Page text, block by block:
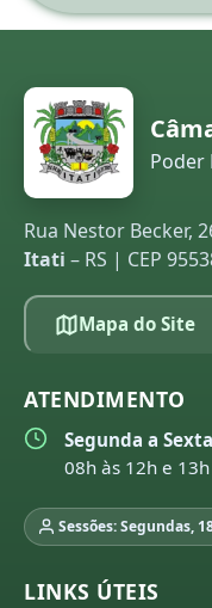
Poder
Rua Nestor Becker,
Itati – RS | CEP
Mapa do Site
ATENDIMENTO
Segunda a Sexta
08h às 12h e
Sessões: Segundas,
LINKS ÚTEIS